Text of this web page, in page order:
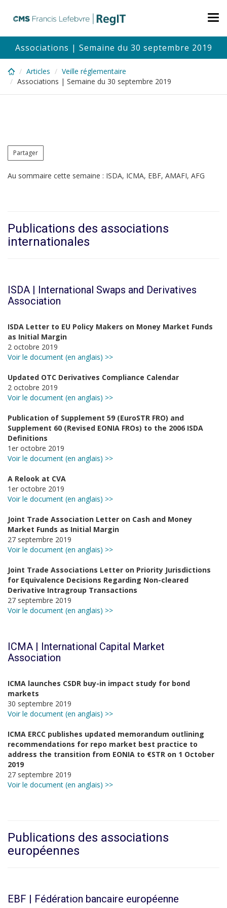
content
Associations | Semaine du 30 septembre 2019
Articles
Veille réglementaire
Associations | Semaine du 30 septembre 2019
Partager
Au sommaire cette semaine : ISDA, ICMA, EBF, AMAFI, AFG
Publications des associations
internationales
ISDA | International Swaps and Derivatives
Association
ISDA Letter to EU Policy Makers on Money Market Funds
as Initial Margin
2 octobre 2019
Voir le document (en anglais) >>
Updated OTC Derivatives Compliance Calendar
2 octobre 2019
Voir le document (en anglais) >>
Publication of Supplement 59 (EuroSTR FRO) and
Supplement 60 (Revised EONIA FROs) to the 2006 ISDA
Definitions
1er octobre 2019
Voir le document (en anglais) >>
A Relook at CVA
1er octobre 2019
Voir le document (en anglais) >>
Joint Trade Association Letter on Cash and Money
Market Funds as Initial Margin
27 septembre 2019
Voir le document (en anglais) >>
Joint Trade Associations Letter on Priority Jurisdictions
for Equivalence Decisions Regarding Non-cleared
Derivative Intragroup Transactions
27 septembre 2019
Voir le document (en anglais) >>
ICMA | International Capital Market
Association
ICMA launches CSDR buy-in impact study for bond
markets
30 septembre 2019
Voir le document (en anglais) >>
ICMA ERCC publishes updated memorandum outlining
recommendations for repo market best practice to
address the transition from EONIA to €STR on 1 October
2019
27 septembre 2019
Voir le document (en anglais) >>
Publications des associations
européennes
EBF | Fédération bancaire européenne